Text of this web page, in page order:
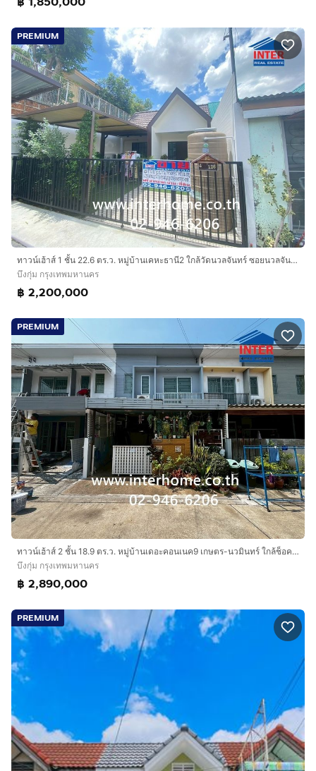
PREMIUM
ทาวน์เฮ้าส์ 1 ชั้น 22.6 ตร.ว. หมู่บ้านเคหะธานี2 ใกล้วัดนวลจันทร์ ซอยนวลจันทร์56 แยก1 (ซอยรามอินทรา44) ถนนรามอินทรา เขตบึงกุ่ม กรุงเทพมหานคร
บึงกุ่ม กรุงเทพมหานคร
฿ 2,200,000
PREMIUM
ทาวน์เฮ้าส์ 2 ชั้น 18.9 ตร.ว. หมู่บ้านเดอะคอนเนค9 เกษตร-นวมินทร์ ใกล้ช็อคโลแลตวิลล์ ซอยประเสริฐมนูกิจ48 ถนนนวมินทร์ ถนนประเสริฐมนูกิจ
บึงกุ่ม กรุงเทพมหานคร
฿ 2,890,000
PREMIUM